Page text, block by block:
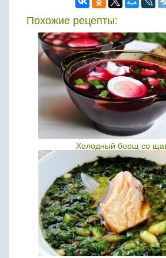
Похожие рецепты:
Холодный борщ со